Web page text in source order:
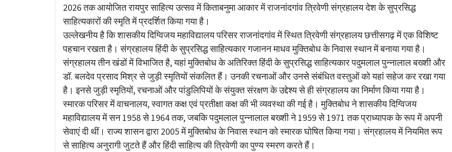
2026 तक आयोजित रायपुर साहित्य उत्सव में किताबनुमा आकार में राजनांदगांव त्रिवेणी संग्रहालय देश के सुप्रसिद्ध
साहित्यकारों की स्मृति में प्रदर्शित किया गया है।
उल्लेखनीय है कि शासकीय दिग्विजय महाविद्यालय परिसर राजनांदगांव में स्थित त्रिवेणी संग्रहालय छत्तीसगढ़ में एक विशिष्ट
पहचान रखता है। संग्रहालय हिंदी के सुप्रसिद्ध साहित्यकार गजानन माधव मुक्तिबोध के निवास स्थान में बनाया गया है।
संग्रहालय तीन खंडों में विभाजित है, यहां मुक्तिबोध के अतिरिक्त हिंदी के सुप्रसिद्ध साहित्यकार पदुमलाल पुन्नालाल बख्शी और
डॉ. बलदेव प्रसाद मिश्र से जुड़ी स्मृतियों संकलित हैं। उनकी रचनाओं और उनसे संबंधित वस्तुओं को यहां सहेज कर रखा गया
है। इनसे जुड़ी स्मृतियों, रचनाओं और पांडुलिपियों के संयुक्त संरक्षण के उद्देश्य से ही संग्रहालय का निर्माण किया गया है।
स्मारक परिसर में वाचनालय, स्वागत कक्ष एवं प्रतीक्षा कक्ष की भी व्यवस्था की गई है। मुक्तिबोध ने शासकीय दिग्विजय
महाविद्यालय में सन 1958 से 1964 तक, जबकि पदुमलाल पुन्नालाल बख्शी ने 1959 से 1971 तक प्राध्यापक के रूप में अपनी
सेवाएं दी थीं। राज्य शासन द्वारा 2005 में मुक्तिबोध के निवास स्थान को स्मारक घोषित किया गया। संग्रहालय में नियमित रूप
से साहित्य अनुरागी जुटते हैं और हिंदी साहित्य की त्रिवेणी का पुण्य स्मरण करते हैं।